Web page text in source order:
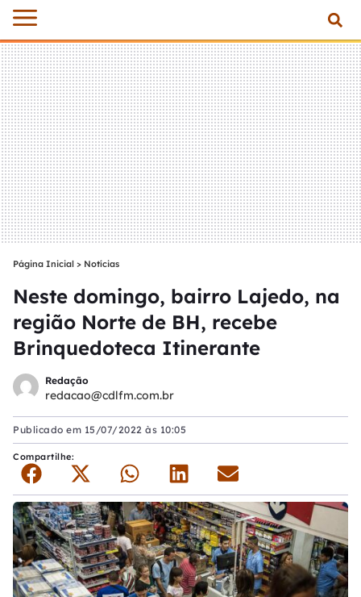
Página Inicial > Notícias
Neste domingo, bairro Lajedo, na
região Norte de BH, recebe
Brinquedoteca Itinerante
Redação
redacao@cdlfm.com.br
Publicado em 15/07/2022 às 10:05
Compartilhe: